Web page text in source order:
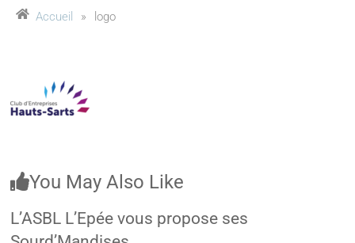
Accueil » logo
You May Also Like
L’ASBL L’Epée vous propose ses